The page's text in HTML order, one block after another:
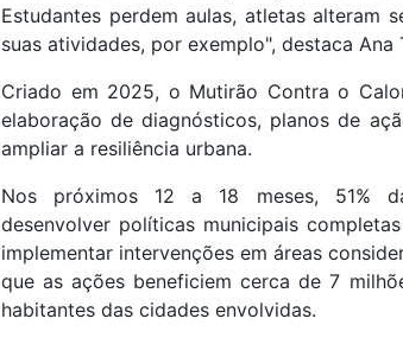
Estudantes perdem aulas, atletas alteram
suas atividades, por exemplo", destaca Ana
Criado em 2025, o Mutirão Contra o
elaboração de diagnósticos, planos de
ampliar a resiliência urbana.
Nos próximos 12 a 18 meses, 51%
desenvolver políticas municipais
implementar intervenções em áreas
que as ações beneficiem cerca de 7
habitantes das cidades envolvidas.